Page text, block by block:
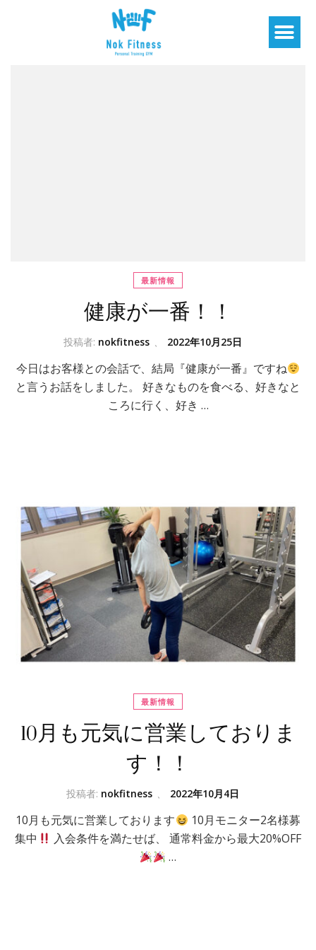
最新情報
健康が一番！！
投稿者: nokfitness 、 2022年10月25日
今日はお客様との会話で、結局『健康が一番』ですね
と言うお話をしました。 好きなものを食べる、好きなと
ころに行く、好き …
最新情報
10月も元気に営業しておりま
す！！
投稿者: nokfitness 、 2022年10月4日
10月も元気に営業しております
10月モニター2名様募
集中
入会条件を満たせば、 通常料金から最大20%OFF
…